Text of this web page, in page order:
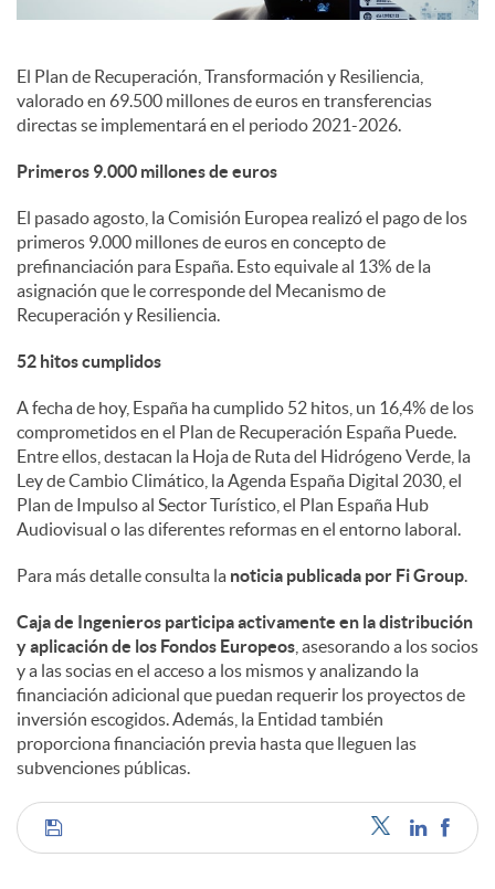
s
El Plan de Recuperación, Transformación y Resiliencia,
valorado en 69.500 millones de euros en transferencias
directas se implementará en el periodo 2021-2026.
Primeros 9.000 millones de euros
El pasado agosto, la Comisión Europea realizó el pago de los
primeros 9.000 millones de euros en concepto de
prefinanciación para España. Esto equivale al 13% de la
asignación que le corresponde del Mecanismo de
Recuperación y Resiliencia.
52 hitos cumplidos
A fecha de hoy, España ha cumplido 52 hitos, un 16,4% de los
comprometidos en el Plan de Recuperación España Puede.
Entre ellos, destacan la Hoja de Ruta del Hidrógeno Verde, la
Ley de Cambio Climático, la Agenda España Digital 2030, el
Plan de Impulso al Sector Turístico, el Plan España Hub
Audiovisual o las diferentes reformas en el entorno laboral.
Para más detalle consulta la noticia publicada por Fi Group.
Caja de Ingenieros participa activamente en la distribución
y aplicación de los Fondos Europeos , asesorando a los socios
y a las socias en el acceso a los mismos y analizando la
financiación adicional que puedan requerir los proyectos de
inversión escogidos. Además, la Entidad también
proporciona financiación previa hasta que lleguen las
subvenciones públicas.
C